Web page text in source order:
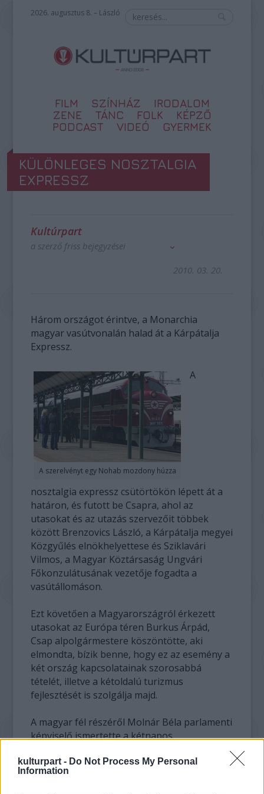
kulturpart - Do Not Process My Personal
Information
2026. augusztus 8. – László
FILM SZÍNHÁZ
IRODALOM
ZENE
TÁNC FOLK
KÉPZŐ
PODCAST
VIDEÓ GYERMEK
KÜLÖNLEGES NOSZTALGIA
EXPRESSZ
Kultúrpart
a szerző friss bejegyzései
2010. 03. 20.
Három országot érintve, a Monarchia
magyar vasútvonalán halad át a Kárpátalja
Expressz.
A szerelvényt egy Nohab mozdony húzza
A
nosztalgia expressz csütörtökön lépett át a
határon, és futott be Csapra, ahol az
utasokat és az utazás szervezőit többek
között Brenzovics László, a Kárpátalja megyei
Közgyűlés elnökhelyettese és Sziklavári
Vilmos, a Magyar Köztársaság Ungvári
Főkonzulátusának vezetője fogadta a
vasútállomáson.
Ezt követően a Magyarországról érkezett
utasokat az Európa téren Burkus Árpád,
Csap alpolgármestere köszöntötte, aki
elmondta, bízik benne, hogy ez az esemény a
két ország kapcsolatainak szorosabbá
tételét, illetve a kétoldalú turizmus
fejlesztését is szolgálja majd.
A magyar fél részéről Molnár Béla parlamenti
képviselő ismertette a kétnapos
mondta – egyebek mellett felhívni a figyelmet
a határokon átívelő gazdasági, közlekedési,